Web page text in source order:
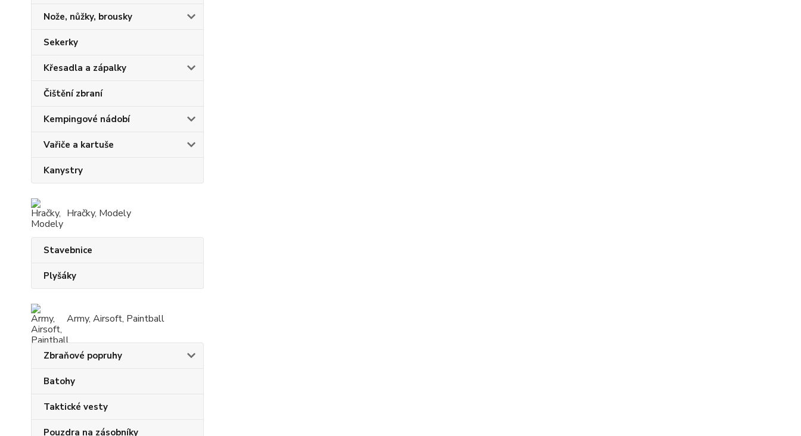
Nože, nůžky, brousky
Sekerky
Křesadla a zápalky
Čištění zbraní
Kempingové nádobí
Vařiče a kartuše
Kanystry
Hračky, Modely
Stavebnice
Plyšáky
Army, Airsoft, Paintball
Zbraňové popruhy
Batohy
Taktické vesty
Pouzdra na zásobníky